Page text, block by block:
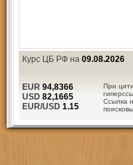
Курс ЦБ РФ на 09.08.2026
При
Ссылка
EUR 94,8366
USD 82,1665
EUR/USD 1.15